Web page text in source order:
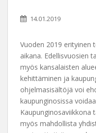
14.01.2019
Vuoden 2019 erityinen
aikana. Edellisvuosien
myös kansalaisten
kehittäminen ja
ohjelmasisältöjä voi
kaupunginosissa
Kaupunginosaviikkona
myös mahdollista